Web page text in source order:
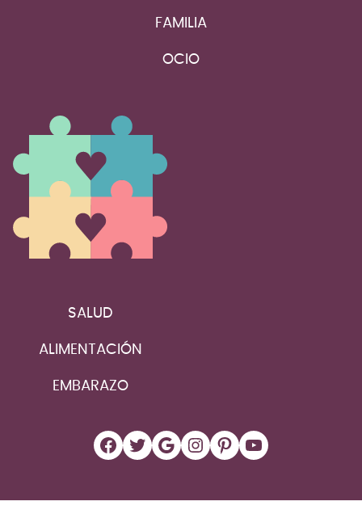
FAMILIA
OCIO
SALUD
ALIMENTACIÓN
EMBARAZO
Facebook
Twitter
Google
Instagram
Pinterest
YouTube